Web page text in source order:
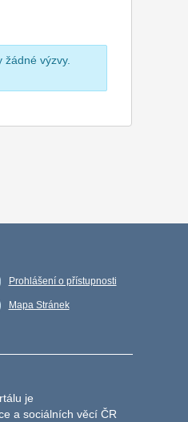
výzvy.
Prohlášení o přístupnosti
Mapa Stránek
je
a sociálních věcí ČR